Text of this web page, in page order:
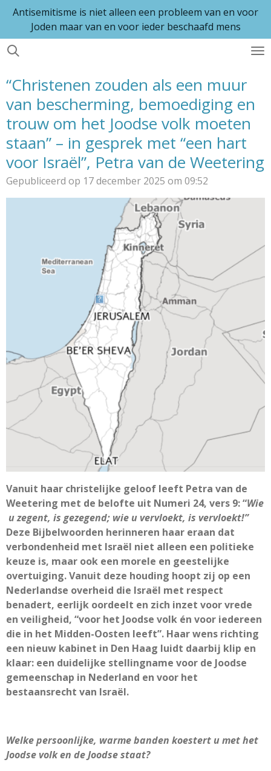
Ga
naar
de
Antisemitisme is niet alleen een probleem van en voor
Joden maar van en voor ieder beschaafd mens
“Christenen zouden als een muur
van bescherming, bemoediging en
trouw om het Joodse volk moeten
staan” – in gesprek met “een hart
voor Israël”, Petra van de Weetering
Gepubliceerd op 17 december 2025 om 09:52
Vanuit haar christelijke geloof leeft Petra van de
Weetering met de belofte uit Numeri 24, vers 9: “Wie
u zegent, is gezegend; wie u vervloekt, is vervloekt!”
Deze Bijbelwoorden herinneren haar eraan dat
verbondenheid met Israël niet alleen een politieke
keuze is, maar ook een morele en geestelijke
overtuiging. Vanuit deze houding hoopt zij op een
Nederlandse overheid die Israël met respect
benadert, eerlijk oordeelt en zich inzet voor vrede
en veiligheid, “voor het Joodse volk én voor iedereen
die in het Midden-Oosten leeft”. Haar wens richting
een nieuw kabinet in Den Haag luidt daarbij klip en
klaar: een duidelijke stellingname voor de Joodse
gemeenschap in Nederland en voor het
bestaansrecht van Israël.
Welke persoonlijke, warme banden koestert u met het
Joodse volk en deJoodse staat?